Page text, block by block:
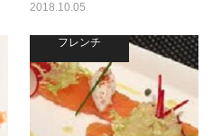
2018.10.05
フレンチ